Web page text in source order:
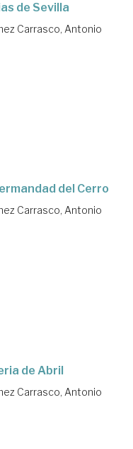
de Sevilla
Carrasco, Antonio
del Cerro
Carrasco, Antonio
de Abril
Carrasco, Antonio